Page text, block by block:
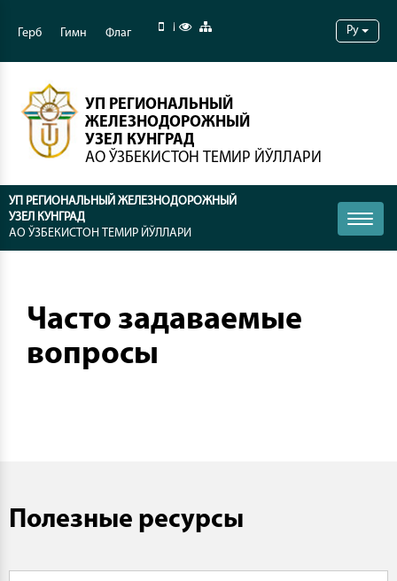
Герб Гимн Флаг Мобильная версия
Специальные возможностиРу
УП РЕГИОНАЛЬНЫЙ
ЖЕЛЕЗНОДОРОЖНЫЙ
УЗЕЛ КУНГРАД
АО ЎЗБЕКИСТОН ТЕМИР ЙЎЛЛАРИ
УП РЕГИОНАЛЬНЫЙ ЖЕЛЕЗНОДОРОЖНЫЙ
УЗЕЛ КУНГРАД
АО ЎЗБЕКИСТОН ТЕМИР ЙЎЛЛАРИ
Toggle
Часто задаваемые
вопросы
Полезные ресурсы